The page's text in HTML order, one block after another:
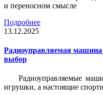
и переносном смысле
Подробнее
13.12.2025
Радиоуправляемая
выбор
Радиоуправляемые
игрушки, а настоящие